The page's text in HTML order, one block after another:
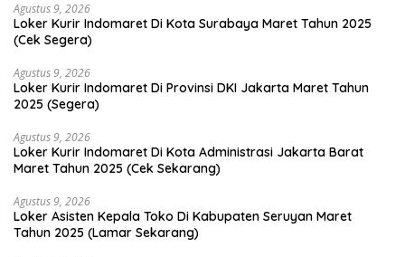
Agustus 9, 2026
Loker Kurir Indomaret Di Kota Surabaya Maret Tahun 2025
(Cek Segera)
Agustus 9, 2026
Loker Kurir Indomaret Di Provinsi DKI Jakarta Maret Tahun
2025 (Segera)
Agustus 9, 2026
Loker Kurir Indomaret Di Kota Administrasi Jakarta Barat
Maret Tahun 2025 (Cek Sekarang)
Agustus 9, 2026
Loker Asisten Kepala Toko Di Kabupaten Seruyan Maret
Tahun 2025 (Lamar Sekarang)